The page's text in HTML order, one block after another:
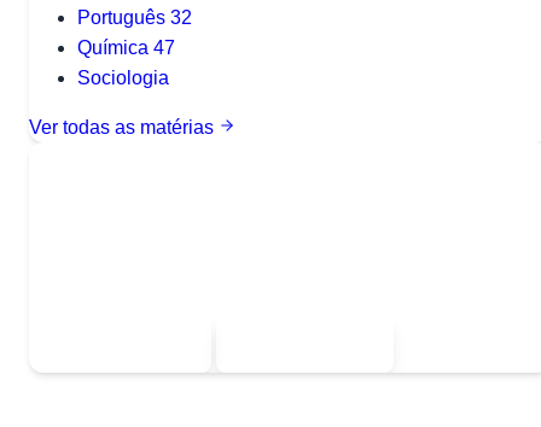
Português 32
Química 47
Sociologia
Ver todas as matérias